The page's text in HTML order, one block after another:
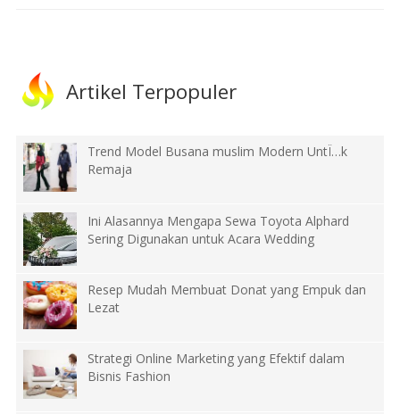
Artikel Terpopuler
Trend Model Busana muslim Modern UntÏ…k
Remaja
Ini Alasannya Mengapa Sewa Toyota Alphard
Sering Digunakan untuk Acara Wedding
Resep Mudah Membuat Donat yang Empuk dan
Lezat
Strategi Online Marketing yang Efektif dalam
Bisnis Fashion